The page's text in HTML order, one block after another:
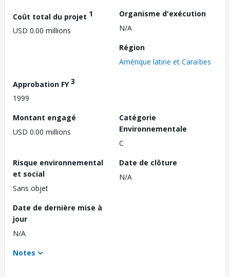
Coût total du projet 1
USD 0.00 millions
Organisme d'exécution
N/A
Région
Amérique latine et Caraïbes
Approbation FY3
1999
Montant engagé
USD 0.00 millions
Catégorie
Environnementale
C
Risque environnemental
et social
Sans objet
Date de clôture
N/A
Date de dernière mise à
jour
N/A
Notes